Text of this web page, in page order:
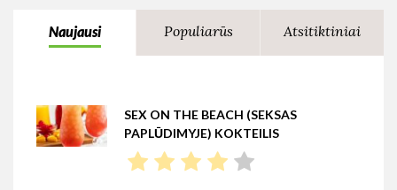
Naujausi Populiarūs Atsitiktiniai
SEX ON THE BEACH (SEKSAS
PAPLŪDIMYJE) KOKTEILIS